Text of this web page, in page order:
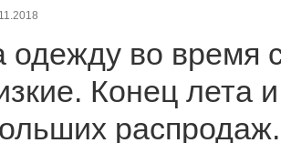
во время
Конец лета
распродаж.